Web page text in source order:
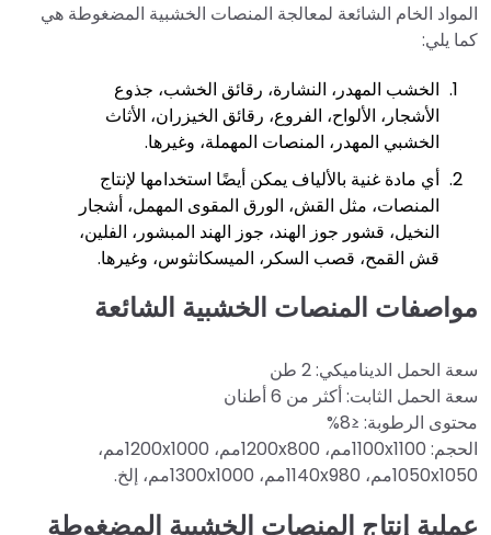
المواد الخام الشائعة لمعالجة المنصات الخشبية المضغوطة هي
كما يلي:
الخشب المهدر، النشارة، رقائق الخشب، جذوع
الأشجار، الألواح، الفروع، رقائق الخيزران، الأثاث
الخشبي المهدر، المنصات المهملة، وغيرها.
أي مادة غنية بالألياف يمكن أيضًا استخدامها لإنتاج
المنصات، مثل القش، الورق المقوى المهمل، أشجار
النخيل، قشور جوز الهند، جوز الهند المبشور، الفلين،
قش القمح، قصب السكر، الميسكانثوس، وغيرها.
مواصفات المنصات الخشبية الشائعة
سعة الحمل الديناميكي: 2 طن
سعة الحمل الثابت: أكثر من 6 أطنان
محتوى الرطوبة: ≤8%
الحجم: 1100x1100مم، 1200x800مم، 1200x1000مم،
1050x1050مم، 1140x980مم، 1300x1000مم، إلخ.
عملية إنتاج المنصات الخشبية المضغوطة